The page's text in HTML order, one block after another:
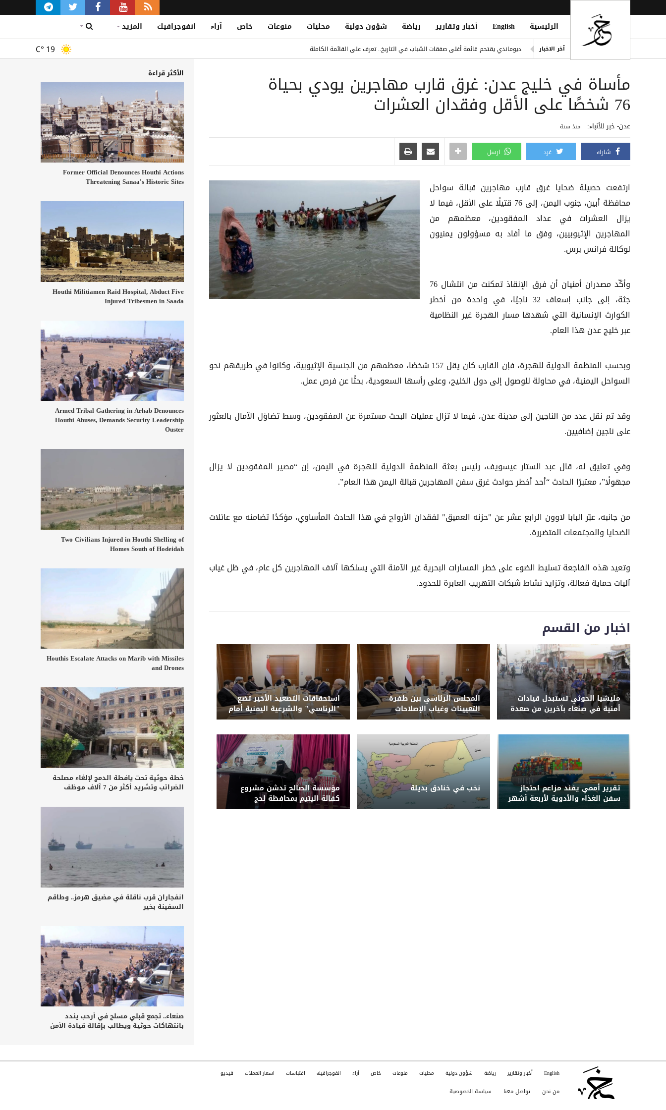
الرئيسية English أخبار وتقارير رياضة شؤون دولية محليات منوعات خاص آراء انفوجرافيك المزيد
آخر الاخبار
ديوماندي يقتحم قائمة أغلى صفقات الشباب في التاريخ.. تعرف على القائمة الكاملة
Cloudflare تطلق Kitesurf: متصفح خفيف للوكلاء الأذكياء
صلاح ضمن الأغنى عالمياً.. ورونالدو يتصدر القائمة بفارق كبير
مقتل يمني طعنًا داخل مسجد في الصومال أثناء أدائه صلاة الجمعة
C° 19
مأساة في خليج عدن: غرق قارب مهاجرين يودي بحياة
76 شخصًا على الأقل وفقدان العشرات
عدن- خبر للأنباء: منذ سنة
شارك غرد ارسل
ارتفعت حصيلة ضحايا غرق قارب مهاجرين قبالة سواحل
محافظة أبين، جنوب اليمن، إلى 76 قتيلًا على الأقل، فيما لا
يزال العشرات في عداد المفقودين، معظمهم من
المهاجرين الإثيوبيين، وفق ما أفاد به مسؤولون يمنيون
لوكالة فرانس برس.
وأكّد مصدران أمنيان أن فرق الإنقاذ تمكنت من انتشال 76
جثة، إلى جانب إسعاف 32 ناجيًا، في واحدة من أخطر
الكوارث الإنسانية التي شهدها مسار الهجرة غير النظامية
عبر خليج عدن هذا العام.
وبحسب المنظمة الدولية للهجرة، فإن القارب كان يقل 157 شخصًا، معظمهم من الجنسية الإثيوبية، وكانوا في طريقهم نحو
السواحل اليمنية، في محاولة للوصول إلى دول الخليج، وعلى رأسها السعودية، بحثًا عن فرص عمل.
وقد تم نقل عدد من الناجين إلى مدينة عدن، فيما لا تزال عمليات البحث مستمرة عن المفقودين، وسط تضاؤل الآمال بالعثور
على ناجين إضافيين.
وفي تعليق له، قال عبد الستار عيسويف، رئيس بعثة المنظمة الدولية للهجرة في اليمن، إن “مصير المفقودين لا يزال
مجهولًا”، معتبرًا الحادث “أحد أخطر حوادث غرق سفن المهاجرين قبالة اليمن هذا العام”.
من جانبه، عبّر البابا لاوون الرابع عشر عن "حزنه العميق" لفقدان الأرواح في هذا الحادث المأساوي، مؤكدًا تضامنه مع عائلات
الضحايا والمجتمعات المتضررة.
وتعيد هذه الفاجعة تسليط الضوء على خطر المسارات البحرية غير الآمنة التي يسلكها آلاف المهاجرين كل عام، في ظل غياب
آليات حماية فعالة، وتزايد نشاط شبكات التهريب العابرة للحدود.
اخبار من القسم
مليشيا الحوثي تستبدل قيادات
أمنية في صنعاء بآخرين من صعدة
وحجة وترسل ضباطاً إلى دورات
المجلس الرئاسي بين طفرة
التعيينات وغياب الإصلاحات
استحقاقات التصعيد الأخير تضع
"الرئاسي" والشرعية اليمنية أمام
حتمية الحسم وإنهاء الانقلاب
تقرير أممي يفند مزاعم احتجاز
سفن الغذاء والأدوية لأربعة أشهر
قبل دخول اليمن
نخب في خنادق بديلة مؤسسة الصالح تدشن مشروع
كفالة اليتيم بمحافظة لحج
الأكثر قراءة
Former Official Denounces Houthi Actions
Threatening Sanaa's Historic Sites
Houthi Militiamen Raid Hospital, Abduct Five
Injured Tribesmen in Saada
Armed Tribal Gathering in Arhab Denounces
Houthi Abuses, Demands Security Leadership
Ouster
Two Civilians Injured in Houthi Shelling of
Homes South of Hodeidah
Houthis Escalate Attacks on Marib with Missiles
and Drones
خطة حوثية تحت يافطة الدمج لإلغاء مصلحة
الضرائب وتشريد أكثر من 7 آلاف موظف
انفجاران قرب ناقلة في مضيق هرمز.. وطاقم
السفينة بخير
صنعاء.. تجمع قبلي مسلح في أرحب يندد
بانتهاكات حوثية ويطالب بإقالة قيادة الأمن
English أخبار وتقارير رياضة شؤون دولية محليات منوعات خاص آراء انفوجرافيك اقتباسات اسعار العملات فيديو
من نحن تواصل معنا
سياسة الخصوصية